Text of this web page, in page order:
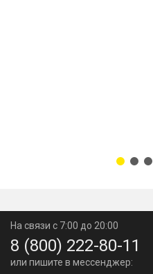
На связи с 7:00 до 20:00
8 (800) 222-80-11
или пишите в мессенджер: